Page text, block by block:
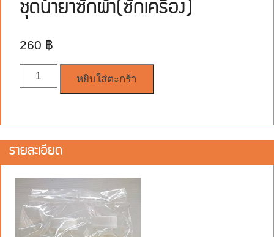
ชุดน้ำยาซักผ้า(ซักเครื่อง)
260 ฿
จำนวน
หยิบใส่ตะกร้า
รายละเอียด